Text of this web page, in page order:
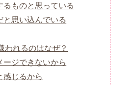
ものと思っている
と思い込んでいる
われるのはなぜ？
ジできないから
感じるから